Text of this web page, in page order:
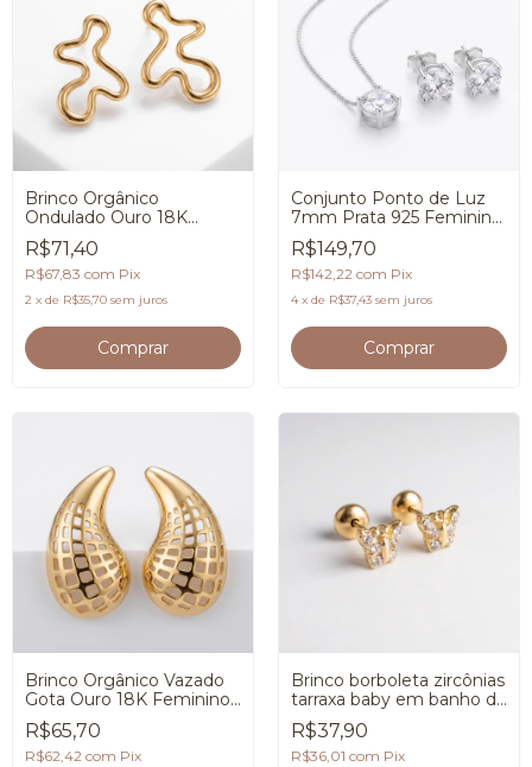
Brinco Orgânico
Ondulado Ouro 18K
Feminino Premium
R$71,40
R$67,83 com Pix
2 x de R$35,70 sem juros
Conjunto Ponto de Luz
7mm Prata 925 Feminino
Premium
R$149,70
R$142,22 com Pix
4 x de R$37,43 sem juros
Brinco Orgânico Vazado
Gota Ouro 18K Feminino
Premium
R$65,70
R$62,42 com Pix
Brinco borboleta zircônias
tarraxa baby em banho de
Ouro 18K
R$37,90
R$36,01 com Pix